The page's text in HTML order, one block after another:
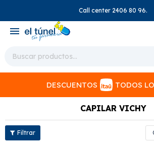
Call center 2406 80 96.
menu
DESCUENTOS TODOS
CAPILAR VICHY
close